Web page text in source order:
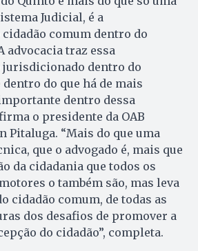
Judicial, é a
comum dentro do
advocacia traz essa
jurisdicionado dentro do
do que há de mais
dentro dessa
o presidente da OAB
Pitaluga. “Mais do que uma
que o advogado é, mais que
da cidadania que todos os
o também são, mas leva
cidadão comum, de todas as
dos desafios de promover a
do cidadão”, completa.